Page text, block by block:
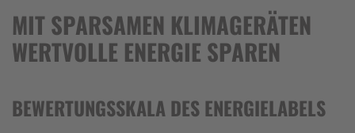
MIT SPARSAMEN KLIMAGERÄTEN
WERTVOLLE ENERGIE SPAREN
BEWERTUNGSSKALA DES ENERGIELABELS